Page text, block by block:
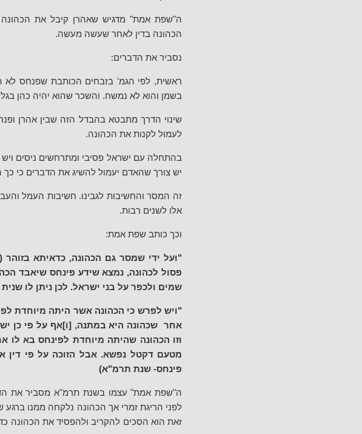
ה"שפת אמת" מדגיש שאהרן קיבל את הכהונה
הכהונה בדין לאחר שעשה מעשה.
נסביר את הדברים:
ראשית, לפי הגמ' בזבחים הכותבת שפנחס לא
בשמן והוא לא נמשח. והשכר שהוא יהיה כהן
שינוי הדרך מתבטא בהבדל הזה שבין אהרן
לעמול לקנות את הכהונה.
בהתחלה עם ישראל פסיבי ומתרחשים ניסים ויש
יש צורך שהאדם יעמול להשיג את הדברים כי כך
זה המסר והחשיבות לגבינו. חשיבות העמל
אלו לשנים רבות.
וכך כותב שפת אמת:
"ועל ידי שמסר גם הכהונה, כדאיתא
פסול לכהונה, נמצא שידע פינחס שיאבד
שמים ולכפר על בני ישראל. לכן ניתן לו
"ויש לפרש כי הכהונה אשר היתה מיוחדת
אחר שכהונה היא במתנה, [ו]אף על פי כן יש
וזו הכהונה שהיתה מיוחדת לפינחס בא לו
מטעם דקטל נפשא. אבל הזוכה על פי דין
פינחס- שנת תרמ"א)
ה"שפת אמת" עצמו בשנת תרמ"א מסביר את
לפני הריגת זמרי אך הכהונה נלקחה ממנו
זאת הוא הסכים להקריב ולהפסיד את הכהונה